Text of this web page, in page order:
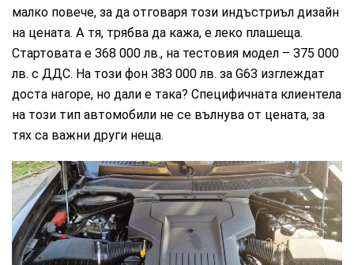
малко повече, за да отговаря този индъстриъл дизайн
на цената. А тя, трябва да кажа, е леко плашеща.
Стартовата е 368 000 лв., на тестовия модел – 375 000
лв. с ДДС. На този фон 383 000 лв. за G63 изглеждат
доста нагоре, но дали е така? Специфичната клиентела
на този тип автомобили не се вълнува от цената, за
тях са важни други неща.